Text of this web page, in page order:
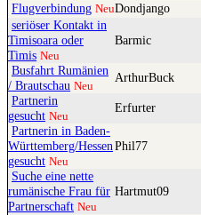
Flugverbindung NeuDondjango
seriöser Kontakt in
Timisoara oder
Timis Neu
Barmic
Busfahrt Rumänien
/ Brautschau Neu
ArthurBuck
Partnerin
gesucht Neu
Erfurter
Partnerin in Baden-
Württemberg/Hessen
gesucht Neu
Phil77
Suche eine nette
rumänische Frau für
Partnerschaft Neu
Hartmut09